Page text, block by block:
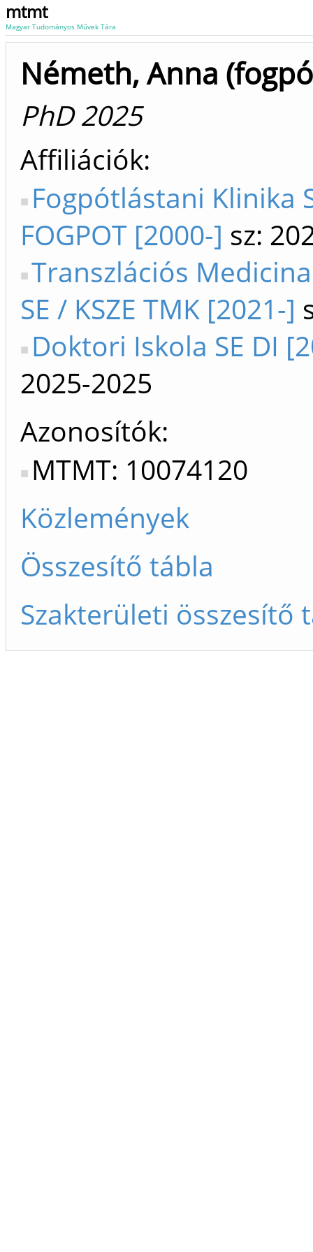
mtmt
Magyar Tudományos Művek Tára
Németh, Anna
PhD 2025
Affiliációk
Fogpótlástani Klinika
FOGPOT [2000-] sz:
Transzlációs
SE / KSZE TMK [2021-]
Doktori Iskola SE DI
2025-2025
Azonosítók
MTMT: 10074120
Közlemények
Összesítő tábla
Szakterületi összesítő